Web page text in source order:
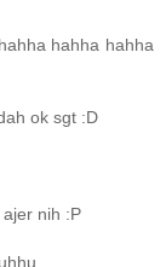
hahha hahha
ok sgt :D
nih :P